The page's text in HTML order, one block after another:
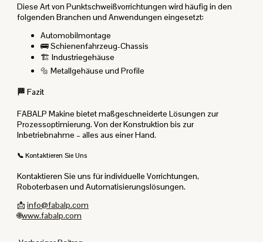
Diese Art von Punktschweißvorrichtungen wird häufig in den
folgenden Branchen und Anwendungen eingesetzt:
Automobilmontage
🚌 Schienenfahrzeug-Chassis
🏗️ Industriegehäuse
🔩 Metallgehäuse und Profile
🏁 Fazit
FABALP Makine bietet maßgeschneiderte Lösungen zur
Prozessoptimierung. Von der Konstruktion bis zur
Inbetriebnahme – alles aus einer Hand.
📞 Kontaktieren Sie Uns
Kontaktieren Sie uns für individuelle Vorrichtungen,
Roboterbasen und Automatisierungslösungen.
📩info@fabalp.com
🌐www.fabalp.com